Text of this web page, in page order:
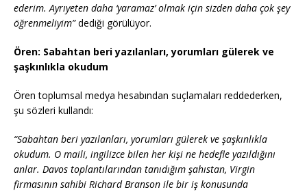
ederim. Ayrıyeten daha ‘yaramaz’ olmak için sizden daha çok şey
öğrenmeliyim”dediği görülüyor.
Ören: Sabahtan beri yazılanları, yorumları gülerek ve
şaşkınlıkla okudum
Ören toplumsal medya hesabından suçlamaları reddederken,
şu sözleri kullandı:
“Sabahtan beri yazılanları, yorumları gülerek ve şaşkınlıkla
okudum. O maili, ingilizce bilen her kişi ne hedefle yazıldığını
anlar. Davos toplantılarından tanıdığım şahıstan, Virgin
firmasının sahibi Richard Branson ile bir iş konusunda